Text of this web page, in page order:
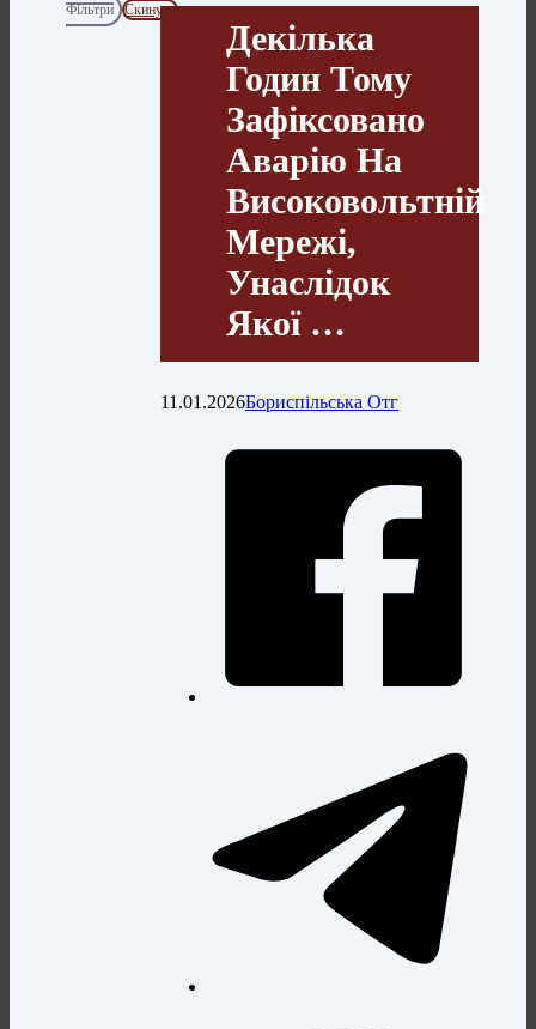
Фільтри
Скинути
Декілька
Годин Тому
Зафіксовано
Аварію На
Високовольтній
Мережі,
Унаслідок
Якої …
11.01.2026Бориспільська Отг